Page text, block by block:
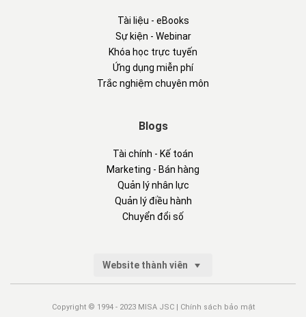
Tài liệu - eBooks
Sự kiện - Webinar
Khóa học trực tuyến
Ứng dụng miễn phí
Trắc nghiệm chuyên môn
Blogs
Tài chính - Kế toán
Marketing - Bán hàng
Quản lý nhân lực
Quản lý điều hành
Chuyển đổi số
Website thành viên
Copyright © 1994 - 2023 MISA JSC | Chính sách bảo mật